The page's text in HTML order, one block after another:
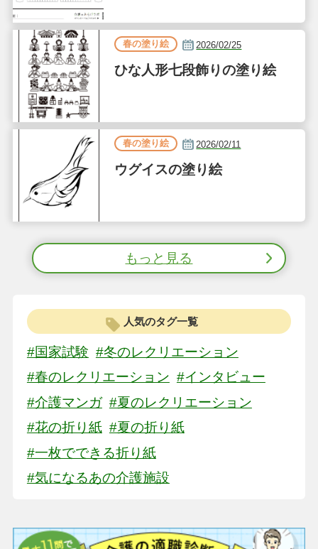
春の塗り絵 2026/02/25
ひな人形七段飾りの塗り絵
春の塗り絵 2026/02/11
ウグイスの塗り絵
もっと見る
人気のタグ一覧
#国家試験 #冬のレクリエーション
#春のレクリエーション #インタビュー
#介護マンガ #夏のレクリエーション
#花の折り紙 #夏の折り紙
#一枚でできる折り紙
#気になるあの介護施設